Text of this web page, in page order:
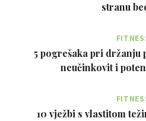
stranu
5 pogrešaka pri držanju
neučinkovit i
10 vježbi s vlastitom